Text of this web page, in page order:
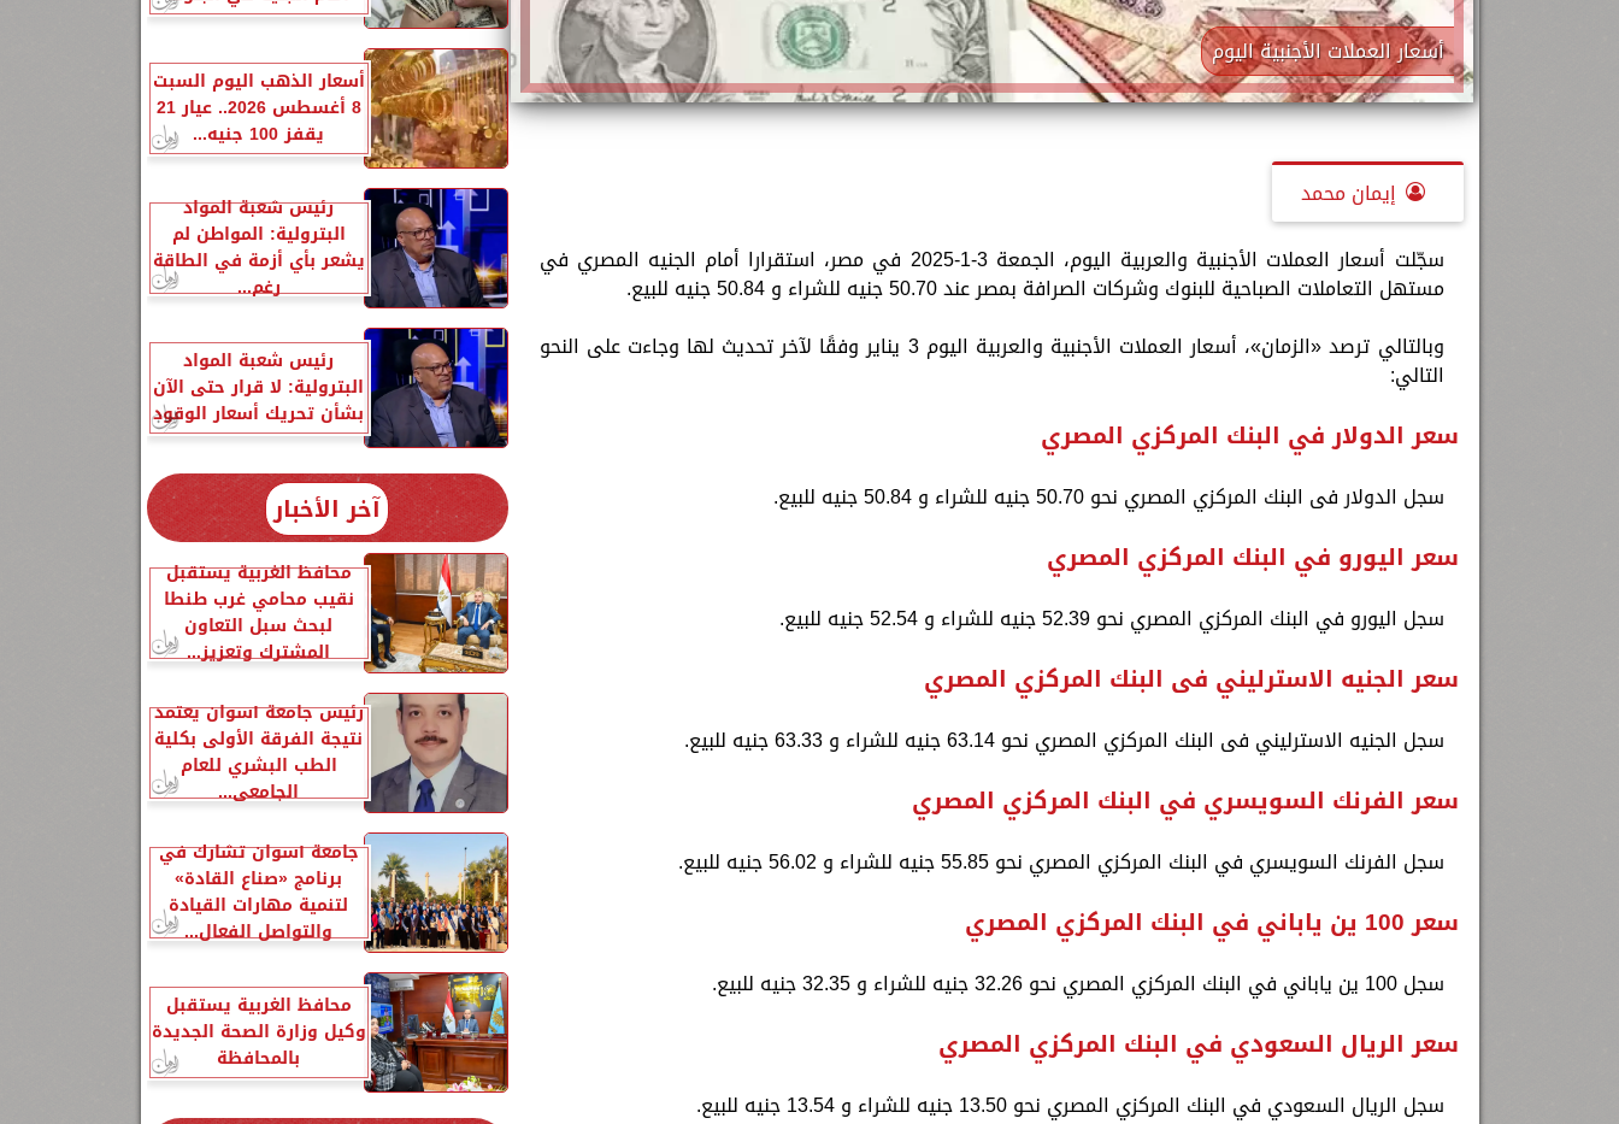
أسعار العملات الأجنبية اليوم
إيمان محمد
سجّلت أسعار العملات الأجنبية والعربية اليوم، الجمعة 3-1-2025 في مصر، استقرارا أمام الجنيه المصري في
مستهل التعاملات الصباحية للبنوك وشركات الصرافة بمصر عند 50.70 جنيه للشراء و 50.84 جنيه للبيع.
وبالتالي ترصد «الزمان»، أسعار العملات الأجنبية والعربية اليوم 3 يناير وفقًا لآخر تحديث لها وجاءت على النحو
التالي:
سعر الدولار في البنك المركزي المصري
سجل الدولار فى البنك المركزي المصري نحو 50.70 جنيه للشراء و 50.84 جنيه للبيع.
سعر اليورو في البنك المركزي المصري
سجل اليورو في البنك المركزي المصري نحو 52.39 جنيه للشراء و 52.54 جنيه للبيع.
سعر الجنيه الاسترليني فى البنك المركزي المصري
سجل الجنيه الاسترليني فى البنك المركزي المصري نحو 63.14 جنيه للشراء و 63.33 جنيه للبيع.
سعر الفرنك السويسري في البنك المركزي المصري
سجل الفرنك السويسري في البنك المركزي المصري نحو 55.85 جنيه للشراء و 56.02 جنيه للبيع.
سعر 100 ين ياباني في البنك المركزي المصري
سجل 100 ين ياباني في البنك المركزي المصري نحو 32.26 جنيه للشراء و 32.35 جنيه للبيع.
سعر الريال السعودي في البنك المركزي المصري
سجل الريال السعودي في البنك المركزي المصري نحو 13.50 جنيه للشراء و 13.54 جنيه للبيع.
أسعار الذهب اليوم السبت
8 أغسطس 2026.. عيار 21
يقفز 100 جنيه...
رئيس شعبة المواد
البترولية: المواطن لم
يشعر بأي أزمة في الطاقة
رغم...
رئيس شعبة المواد
البترولية: لا قرار حتى الآن
بشأن تحريك أسعار الوقود
آخر الأخبار
محافظ الغربية يستقبل
نقيب محامي غرب طنطا
لبحث سبل التعاون
المشترك وتعزيز...
رئيس جامعة أسوان يعتمد
نتيجة الفرقة الأولى بكلية
الطب البشري للعام
الجامعي...
جامعة أسوان تشارك في
برنامج «صناع القادة»
لتنمية مهارات القيادة
والتواصل الفعال...
محافظ الغربية يستقبل
وكيل وزارة الصحة الجديدة
بالمحافظة